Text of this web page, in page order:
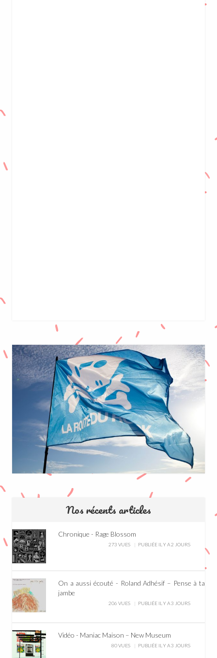
Nos récents articles
Chronique - Rage Blossom
273 VUES PUBLIÉE IL Y A 2 JOURS
On a aussi écouté - Roland Adhésif – Pense à ta
jambe
206 VUES PUBLIÉE IL Y A 3 JOURS
Vidéo - Maniac Maison – New Museum
80 VUES PUBLIÉE IL Y A 3 JOURS